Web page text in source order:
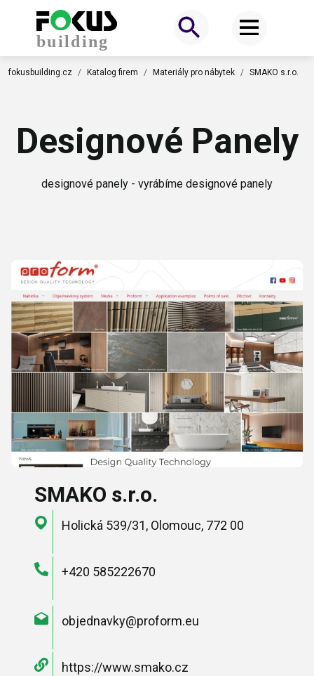
fokusbuilding.cz Katalog firem Materiály pro nábytek SMAKO s.r.o.
Designové Panely
designové panely - vyrábíme designové panely
SMAKO s.r.o.
Holická 539/31, Olomouc, 772 00
+420 585222670
objednavky@proform.eu
https://www.smako.cz